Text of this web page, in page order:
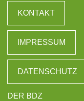
KONTAKT
IMPRESSUM
DATENSCHUTZ
DER BDZ